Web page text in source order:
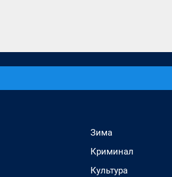
Зима
Криминал
Культура